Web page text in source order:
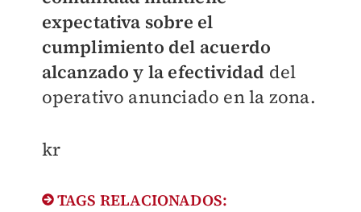
expectativa sobre el
cumplimiento del acuerdo
alcanzado y la efectividad del
operativo anunciado en la zona.
kr
TAGS RELACIONADOS: